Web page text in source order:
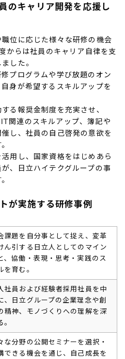
のキャリア開発を応援し
位に応じた様々な研修の機会
からは社員のキャリア自律を支
した。
プログラムや学び放題のオン
身が希望するスキルアップを
る報奨金制度を充実させ、
関連のスキルアップ、簿記や
し、社員の自己啓発の意欲を
用し、国家資格をはじめあら
、日立ハイテクグループの事
が実施する研修事例
課題を自分事として捉え、変革
ん引する日立人としてのマイン
、協働・表現・思考・実践のス
を育む。
社員および経験者採用社員を中
、日立グループの企業理念や創
精神、モノづくりへの理解を深
。
な分野の公開セミナーを選択・
できる機会を通じ、自己成長を